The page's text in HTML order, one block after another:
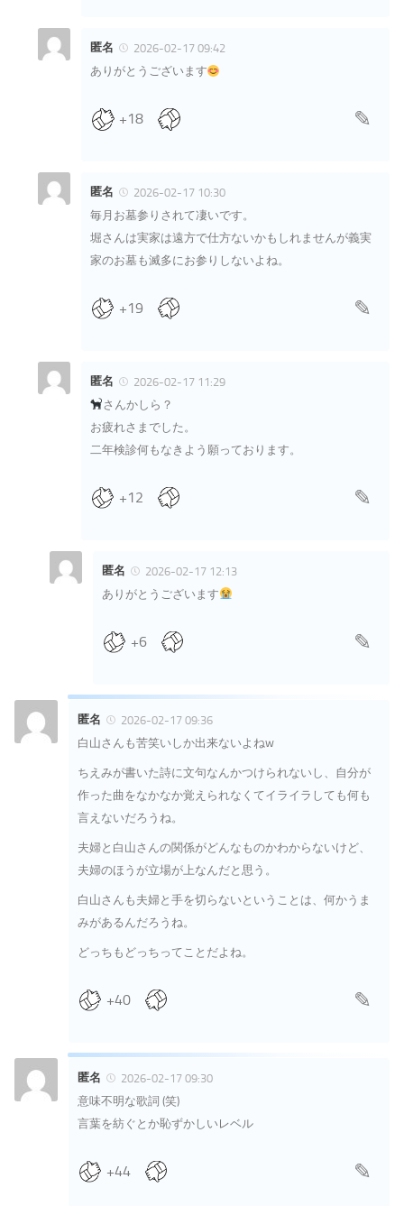
匿名
2026-02-17 09:42
ありがとうございます
+18
匿名
2026-02-17 10:30
毎月お墓参りされて凄いです。
堀さんは実家は遠方で仕方ないかもしれませんが義実
家のお墓も滅多にお参りしないよね。
+19
匿名
2026-02-17 11:29
さんかしら？
お疲れさまでした。
二年検診何もなきよう願っております。
+12
匿名
2026-02-17 12:13
ありがとうございます
+6
匿名
2026-02-17 09:36
白山さんも苦笑いしか出来ないよねw
ちえみが書いた詩に文句なんかつけられないし、自分が
作った曲をなかなか覚えられなくてイライラしても何も
言えないだろうね。
夫婦と白山さんの関係がどんなものかわからないけど、
夫婦のほうが立場が上なんだと思う。
白山さんも夫婦と手を切らないということは、何かうま
みがあるんだろうね。
どっちもどっちってことだよね。
+40
匿名
2026-02-17 09:30
意味不明な歌詞 (笑)
言葉を紡ぐとか恥ずかしいレベル
+44